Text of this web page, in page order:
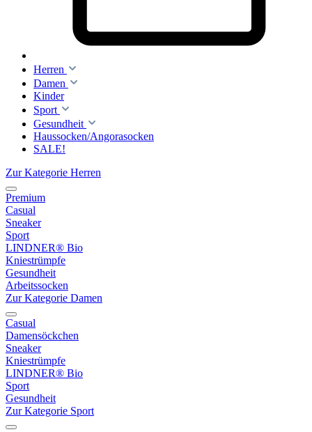
Herren
Damen
Kinder
Sport
Gesundheit
Haussocken/Angorasocken
SALE!
Zur Kategorie Herren
Premium
Casual
Sneaker
Sport
LINDNER® Bio
Kniestrümpfe
Gesundheit
Arbeitssocken
Zur Kategorie Damen
Casual
Damensöckchen
Sneaker
Kniestrümpfe
LINDNER® Bio
Sport
Gesundheit
Zur Kategorie Sport